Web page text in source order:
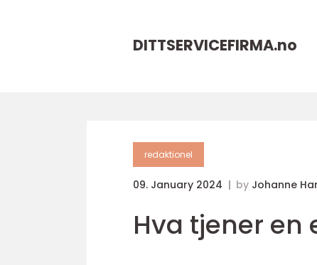
DITTSERVICEFIRMA.no
redaktionel
09. January 2024 by Johanne
Hva tjener en